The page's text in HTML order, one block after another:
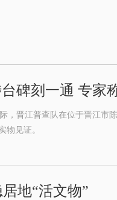
碑刻一通 专家
，晋江普查队在位于晋江市
物见证。
地“活文物”